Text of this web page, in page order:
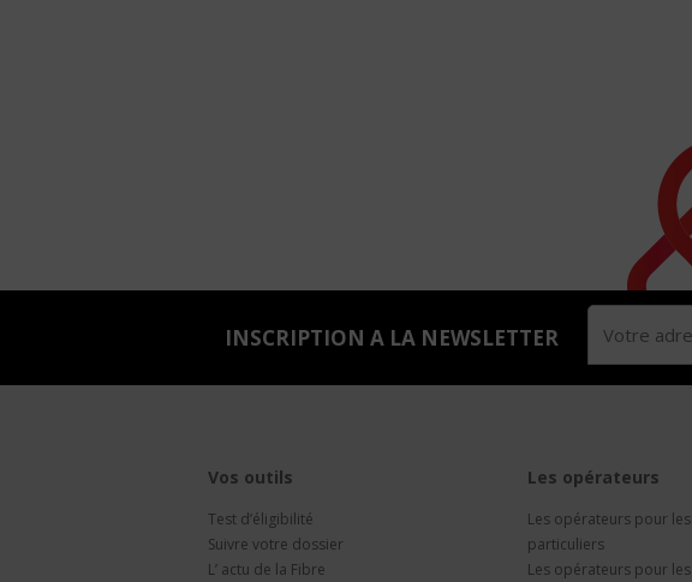
INSCRIPTION A LA NEWSLETTER
Vos outils
Test d’éligibilité
Suivre votre dossier
L’ actu de la Fibre
Les opérateurs
Les opérateurs pour les
particuliers
Les opérateurs pour les